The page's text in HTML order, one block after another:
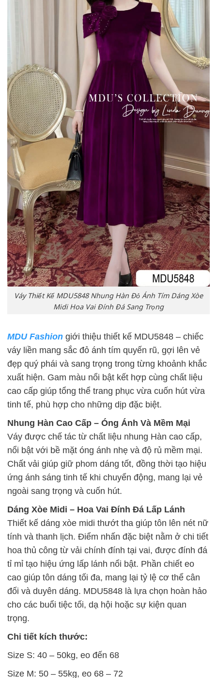
Váy Thiết Kế MDU5848 Nhung Hàn Đỏ Ánh Tím Dáng Xòe
Midi Hoa Vai Đính Đá Sang Trọng
MDU Fashion giới thiệu thiết kế MDU5848 – chiếc
váy liền mang sắc đỏ ánh tím quyến rũ, gợi lên vẻ
đẹp quý phái và sang trọng trong từng khoảnh khắc
xuất hiện. Gam màu nổi bật kết hợp cùng chất liệu
cao cấp giúp tổng thể trang phục vừa cuốn hút vừa
tinh tế, phù hợp cho những dịp đặc biệt.
Nhung Hàn Cao Cấp – Óng Ánh Và Mềm Mại
Váy được chế tác từ chất liệu nhung Hàn cao cấp,
nổi bật với bề mặt óng ánh nhẹ và độ rủ mềm mại.
Chất vải giúp giữ phom dáng tốt, đồng thời tạo hiệu
ứng ánh sáng tinh tế khi chuyển động, mang lại vẻ
ngoài sang trọng và cuốn hút.
Dáng Xòe Midi – Hoa Vai Đính Đá Lấp Lánh
Thiết kế dáng xòe midi thướt tha giúp tôn lên nét nữ
tính và thanh lịch. Điểm nhấn đặc biệt nằm ở chi tiết
hoa thủ công từ vải chính đính tại vai, được đính đá
tỉ mỉ tạo hiệu ứng lấp lánh nổi bật. Phần chiết eo
cao giúp tôn dáng tối đa, mang lại tỷ lệ cơ thể cân
đối và duyên dáng. MDU5848 là lựa chọn hoàn hảo
cho các buổi tiệc tối, dạ hội hoặc sự kiện quan
trọng.
Chi tiết kích thước:
Size S: 40 – 50kg, eo đến 68
Size M: 50 – 55kg, eo 68 – 72